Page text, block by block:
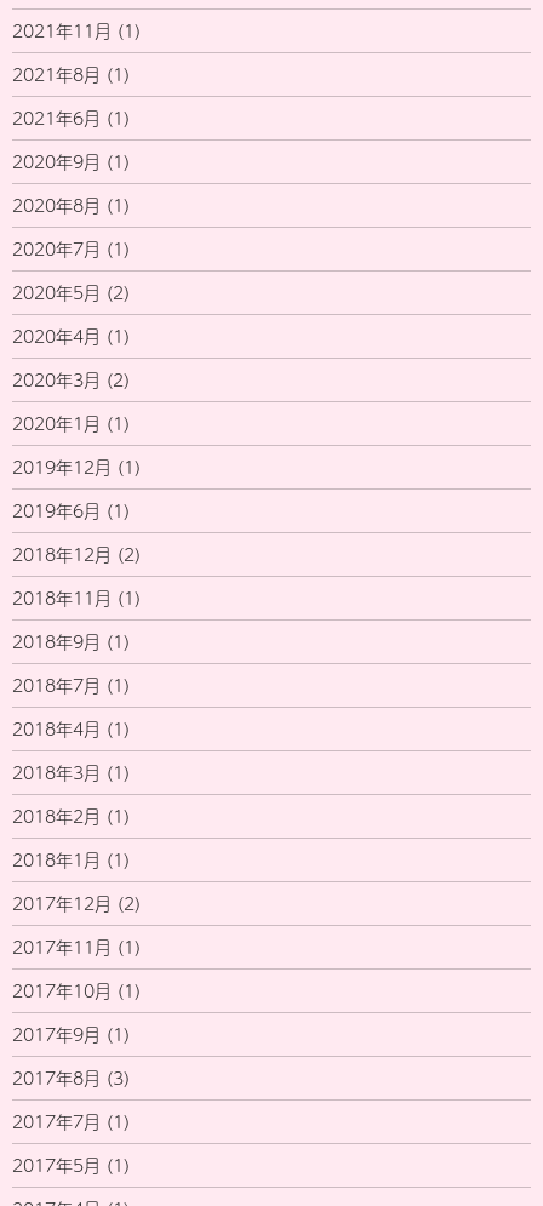
2021年11月 (1)
2021年8月 (1)
2021年6月 (1)
2020年9月 (1)
2020年8月 (1)
2020年7月 (1)
2020年5月 (2)
2020年4月 (1)
2020年3月 (2)
2020年1月 (1)
2019年12月 (1)
2019年6月 (1)
2018年12月 (2)
2018年11月 (1)
2018年9月 (1)
2018年7月 (1)
2018年4月 (1)
2018年3月 (1)
2018年2月 (1)
2018年1月 (1)
2017年12月 (2)
2017年11月 (1)
2017年10月 (1)
2017年9月 (1)
2017年8月 (3)
2017年7月 (1)
2017年5月 (1)